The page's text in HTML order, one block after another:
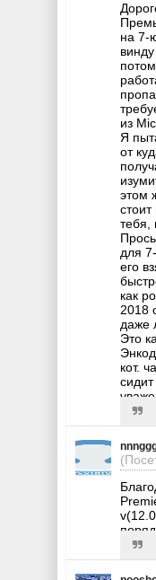
на 7-
из
Я
от
этом
тебя,
для
его
как
2018
даже
Это
кот.